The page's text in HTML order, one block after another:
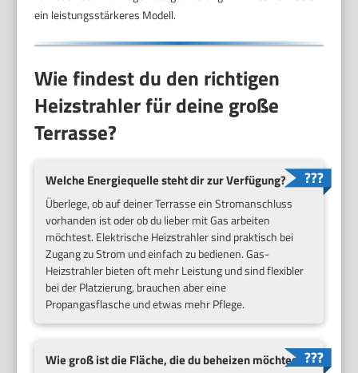
ein leistungsstärkeres Modell.
Wie findest du den richtigen
Heizstrahler für deine große
Terrasse?
Welche Energiequelle steht dir zur Verfügung?
Überlege, ob auf deiner Terrasse ein Stromanschluss
vorhanden ist oder ob du lieber mit Gas arbeiten
möchtest. Elektrische Heizstrahler sind praktisch bei
Zugang zu Strom und einfach zu bedienen. Gas-
Heizstrahler bieten oft mehr Leistung und sind flexibler
bei der Platzierung, brauchen aber eine
Propangasflasche und etwas mehr Pflege.
Wie groß ist die Fläche, die du beheizen möchtest?